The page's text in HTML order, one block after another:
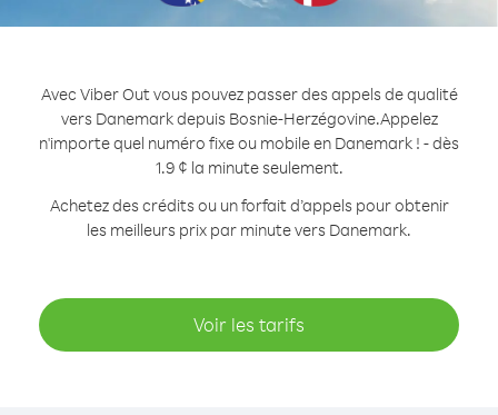
Avec Viber Out vous pouvez passer des appels de qualité
vers Danemark depuis Bosnie-Herzégovine.Appelez
n'importe quel numéro fixe ou mobile en Danemark ! - dès
1.9 ¢ la minute seulement.
Achetez des crédits ou un forfait d’appels pour obtenir
les meilleurs prix par minute vers Danemark.
Voir les tarifs